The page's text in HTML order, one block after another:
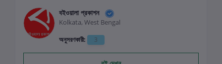
বইওয়ালা প্রকাশন
Kolkata, West Bengal
অনুসরণকারী:
3